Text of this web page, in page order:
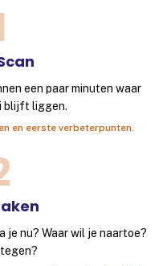
een paar minuten waar
blijft liggen.
en eerste verbeterpunten.
je nu? Waar wil je naartoe?